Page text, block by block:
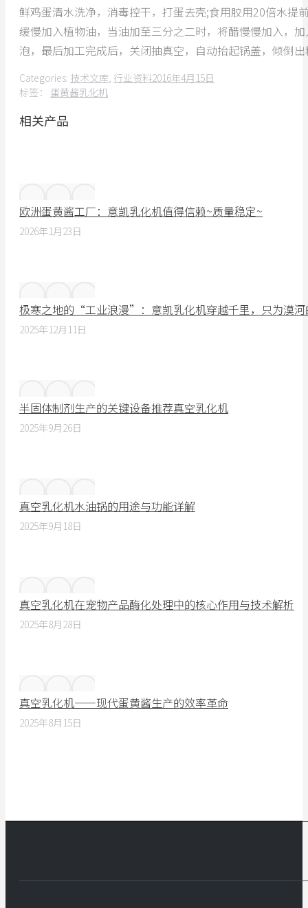
鲜鸡蛋清水洗净，消毒控干，打蛋去壳;食用胶用20倍水提
缓慢加入植物油，当油加至三分之二时，将醋慢慢加入，
泡，最后加工完成后，关闭抽真空，自动抬起锅盖，倾倒
Categories: 技术文库, 行业资料2016年4月15日
标签： 蛋黄酱乳化机
相关产品
欧洲蛋黄酱工厂：意凯乳化机值得信赖~质量稳定~
2026年1月23日
极寒之地的“工业浪漫”：意凯乳化机穿越千里，只为漠河
2025年12月11日
半固体制剂生产的关键设备推荐真空乳化机
2025年9月26日
真空乳化机水油锅的用途与功能详解
2025年9月18日
真空乳化机在宠物产品酶化处理中的核心作用与技术解析
2025年8月28日
真空乳化机——现代蛋黄酱生产的效率革命
2025年8月15日